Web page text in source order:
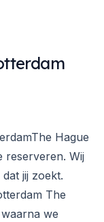
Hague
reserveren. Wij
jij zoekt.
The
we